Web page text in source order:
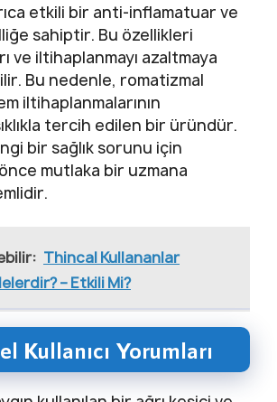
etkili bir anti-inflamatuar ve
sahiptir. Bu özellikleri
ve iltihaplanmayı azaltmaya
Bu nedenle, romatizmal
iltihaplanmalarının
tercih edilen bir üründür.
bir sağlık sorunu için
mutlaka bir uzmana
Thincal Kullananlar
– Etkili Mi?
Kullanıcı Yorumları